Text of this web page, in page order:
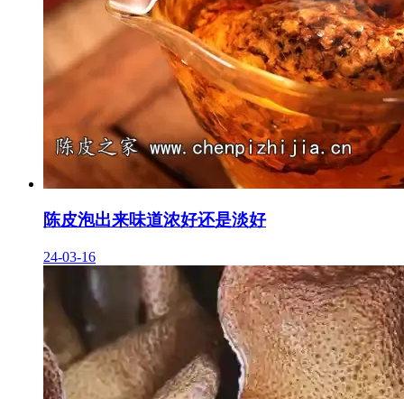
陈皮泡出来味道浓好还是淡好
24-03-16